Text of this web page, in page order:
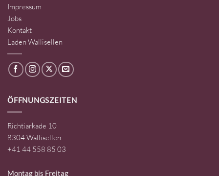
Impressum
Jobs
Kontakt
Laden Wallisellen
ÖFFNUNGSZEITEN
Richtiarkade 10
8304 Wallisellen
+41 44 558 85 03
Montag bis Freitag